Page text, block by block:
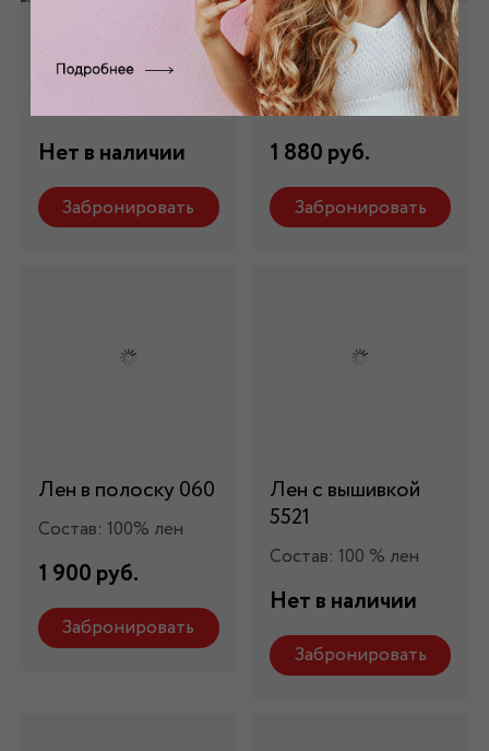
полоску 1351
Состав: 100% лен
Нет в наличии
Забронировать
Лен серый в
полоску 062
Состав: 100% лен
1 880 руб.
Забронировать
Лен в полоску 060
Состав: 100% лен
1 900 руб.
Забронировать
Лен с вышивкой
5521
Состав: 100 % лен
Нет в наличии
Забронировать